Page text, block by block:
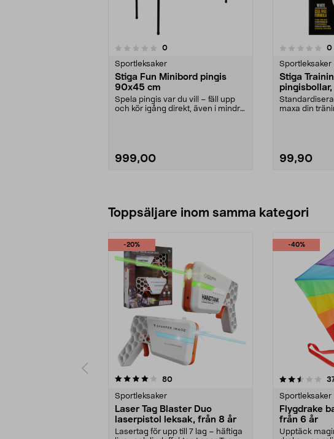
0recensioner
Sportleksaker
Stiga Fun Minibord pingis
90x45 cm
Spela pingis var du vill – fäll upp
och kör igång direkt, även i mindre
999,00
0.0 av 5 stjärnor 0
Sportleksaker
Stiga
maxa din
99,90
Toppsäljare inom samma kategori
-20%
80recensioner
Sportleksaker
Laser Tag Blaster Duo
laserpistol leksak, från 8 år
Lasertag för upp till 7 lag – häftiga
-40%
2.5 av 5 stjärnor
Sportleksaker
Flygdrake
från 6 år
Upptäck
3.5